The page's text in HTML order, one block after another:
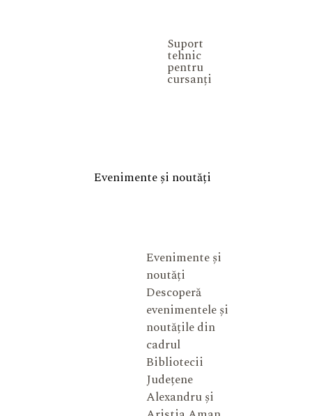
Suport
tehnic
pentru
cursanți
Evenimente și noutăți
Evenimente și
noutăți
Descoperă
evenimentele și
noutățile din
cadrul
Bibliotecii
Județene
Alexandru și